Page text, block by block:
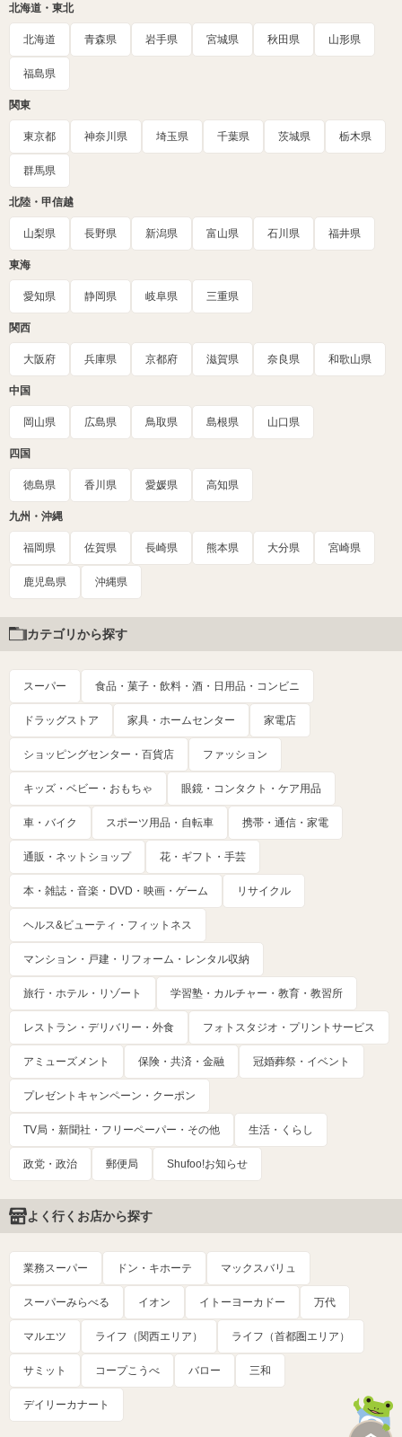
北海道・東北
北海道 青森県 岩手県 宮城県 秋田県 山形県
福島県
関東
東京都 神奈川県 埼玉県 千葉県 茨城県 栃木県
群馬県
北陸・甲信越
山梨県 長野県 新潟県 富山県 石川県 福井県
東海
愛知県 静岡県 岐阜県 三重県
関西
大阪府 兵庫県 京都府 滋賀県 奈良県 和歌山県
中国
岡山県 広島県 鳥取県 島根県 山口県
四国
徳島県 香川県 愛媛県 高知県
九州・沖縄
福岡県 佐賀県 長崎県 熊本県 大分県 宮崎県
鹿児島県 沖縄県
カテゴリから探す
スーパー 食品・菓子・飲料・酒・日用品・コンビニ
ドラッグストア 家具・ホームセンター 家電店
ショッピングセンター・百貨店 ファッション
キッズ・ベビー・おもちゃ 眼鏡・コンタクト・ケア用品
車・バイク スポーツ用品・自転車 携帯・通信・家電
通販・ネットショップ 花・ギフト・手芸
本・雑誌・音楽・DVD・映画・ゲーム リサイクル
ヘルス&ビューティ・フィットネス
マンション・戸建・リフォーム・レンタル収納
旅行・ホテル・リゾート 学習塾・カルチャー・教育・教習所
レストラン・デリバリー・外食 フォトスタジオ・プリントサービス
アミューズメント 保険・共済・金融 冠婚葬祭・イベント
プレゼントキャンペーン・クーポン
TV局・新聞社・フリーペーパー・その他 生活・くらし
政党・政治 郵便局 Shufoo!お知らせ
よく行くお店から探す
業務スーパー ドン・キホーテ マックスバリュ
スーパーみらべる イオン イトーヨーカドー 万代
マルエツ ライフ（関西エリア） ライフ（首都圏エリア）
サミット コープこうべ バロー 三和
デイリーカナート